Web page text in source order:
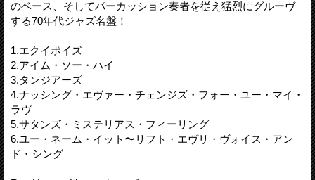
のベース、そしてパーカッション奏者を従え猛烈にグルーヴ
する70年代ジャズ名盤！
1.エクイポイズ
2.アイム・ソー・ハイ
3.タンジアーズ
4.ナッシング・エヴァー・チェンジズ・フォー・ユー・マイ・
ラヴ
5.サタンズ・ミステリアス・フィーリング
6.ユー・ネーム・イット〜リフト・エヴリ・ヴォイス・アン
ド・シング